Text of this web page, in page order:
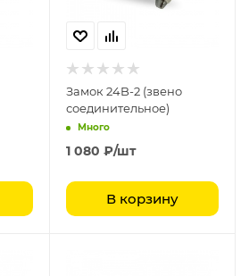
Замок 24B-2 (звено
соединительное)
Много
1 080 ₽/шт
В корзину